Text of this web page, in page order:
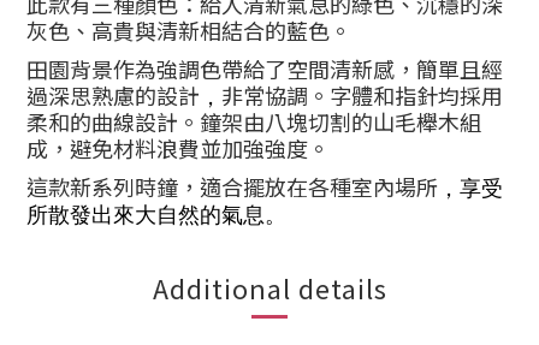
灰色、高貴與清新相結合的藍色。
田園背景作為強調色帶給了空間清新感，簡單且經
過深思熟慮的設計 ， 非常協調。字體和指針均採用
柔和的曲線設計。鐘架由八塊切割的山毛櫸木組
成，避免材料浪費並加強強度。
這款新系列時鐘，適合擺放在各種室內場所 ， 享受
所散發出來大自然的氣息。
Additional details